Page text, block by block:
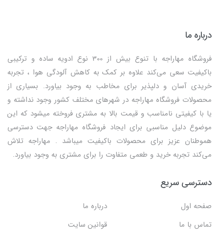
درباره ما
فروشگاه مهاراجه با تنوع بیش از 300 نوع ادویه ساده و ترکیبی
باکیفیت سعی می‌کند علاوه بر کمک به کاهش آلودگی هوا ، تجربه
خریدی آسان و دلپذیر برای مخاطب به وجود بیاورد. بسیاری از
محصولات فروشگاه مهاراجه در شهرهای مختلف کشور وجود نداشته و
یا با کیفیتی نامناسب و قیمت بالا به مشتری فروخته میشود که این
موضوع دلیل مناسبی برای ایجاد فروشگاه مهاراجه جهت دسترسی
هموطنان عزیز برای محصولات باکیفیت میباشد . مهاراجه تلاش
می‌کند تجربه خرید و طعمی متفاوت را برای مشتری به وجود بیاورد.
دسترسی سریع
صفحه اول
درباره ما
تماس با ما
قوانین سایت